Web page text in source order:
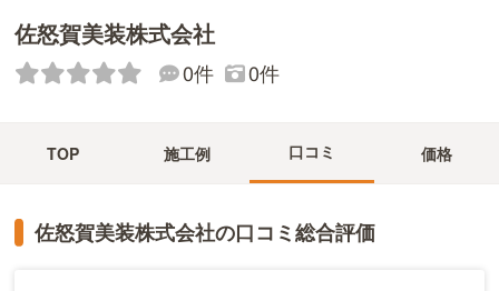
佐怒賀美装株式会社
0件 0件
TOP 施工例 口コミ 価格
佐怒賀美装株式会社の口コミ総合評価